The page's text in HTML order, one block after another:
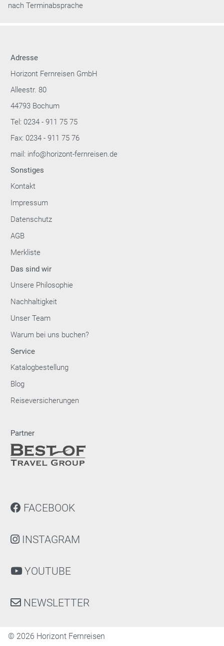
nach Terminabsprache
Adresse
Horizont Fernreisen GmbH
Alleestr. 80
44793 Bochum
Tel: 0234 - 911 75 75
Fax: 0234 - 911 75 76
mail: info@horizont-fernreisen.de
Sonstiges
Kontakt
Impressum
Datenschutz
AGB
Merkliste
Das sind wir
Unsere Philosophie
Nachhaltigkeit
Unser Team
Warum bei uns buchen?
Service
Katalogbestellung
Blog
Reiseversicherungen
Partner
FACEBOOK
INSTAGRAM
YOUTUBE
NEWSLETTER
© 2026 Horizont Fernreisen